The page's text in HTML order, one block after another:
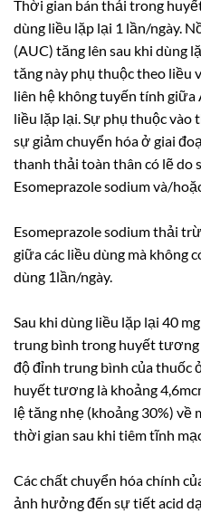
Thời gian bán thải trong
dùng liều lặp lại 1 lần/ngày.
(AUC) tăng lên sau khi dùng
tăng này phụ thuộc theo liều
liên hệ không tuyến tính giữa
liều lặp lại. Sự phụ thuộc vào
sự giảm chuyển hóa ở giai
thanh thải toàn thân có lẽ do
Esomeprazole sodium và/
Esomeprazole sodium thải
giữa các liều dùng mà không
dùng 1lần/ngày.
Sau khi dùng liều lặp lại 40
trung bình trong huyết tương
độ đỉnh trung bình của
huyết tương là khoảng
lệ tăng nhẹ (khoảng 30%) về
thời gian sau khi tiêm tĩnh
Các chất chuyển hóa chính
ảnh hưởng đến sự tiết acid